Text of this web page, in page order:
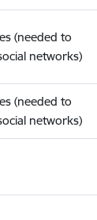
(needed to
networks)
(needed to
networks)